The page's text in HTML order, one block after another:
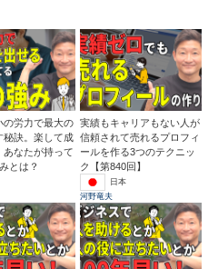
の労力で最大の
秘訣。楽して成
あなたが持って
とは？
実績もキャリアもない人が
信頼されて売れるプロフィ
ールを作る3つのテクニッ
ク【第840回】
日本
河野竜夫